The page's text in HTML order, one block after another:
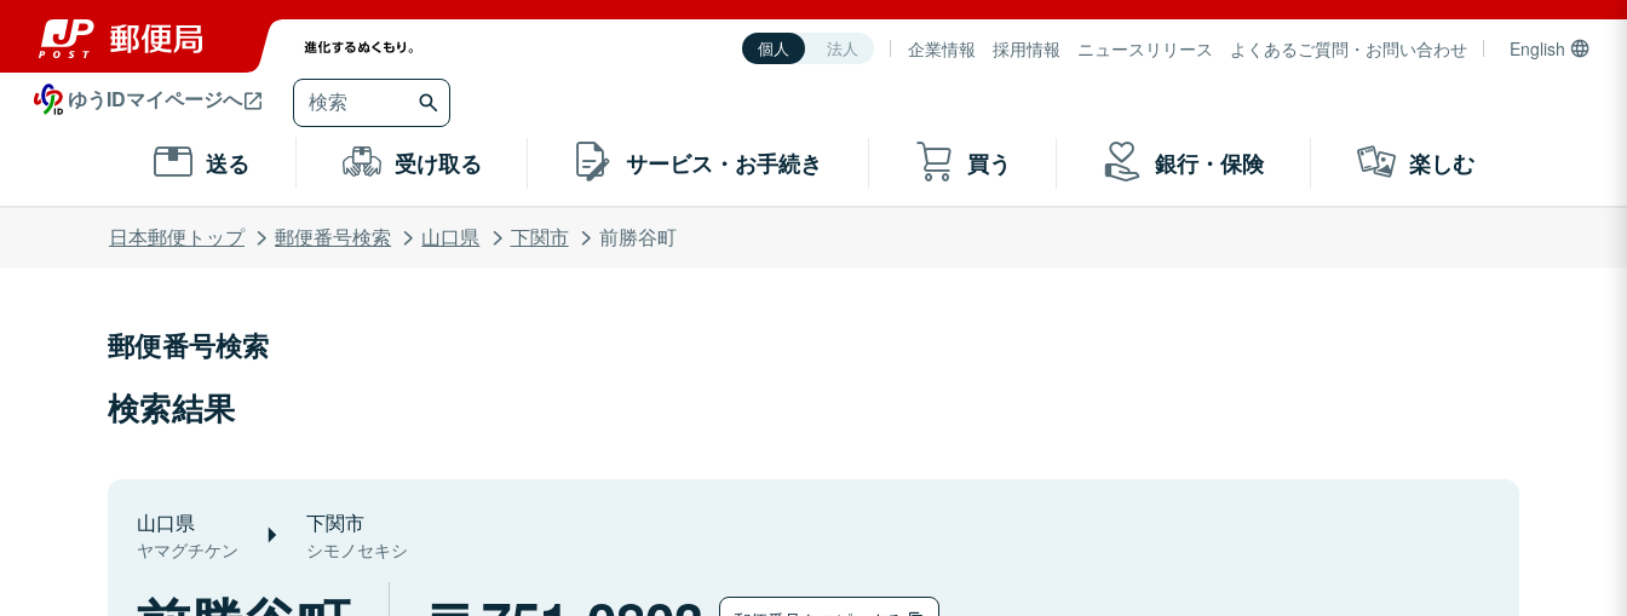
個人 法人 企業情報 採用情報 ニュースリリース よくあるご質問・お問い合わせ English
ゆうIDマイページへ
送る 受け取る サービス・お手続き 買う 銀行・保険 楽しむ
日本郵便トップ 郵便番号検索 山口県 下関市 前勝谷町
郵便番号検索
検索結果
山口県
ヤマグチケン
下関市
シモノセキシ